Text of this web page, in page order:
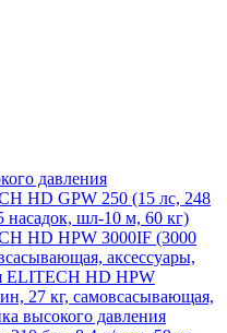
давления
HD GPW 250 (15 лс, 248
насадок, шл-10 м, 60 кг)
HD HPW 3000IF (3000
аксессуары,
ELITECH HD HPW
27 кг, самовсасывающая,
высокого давления